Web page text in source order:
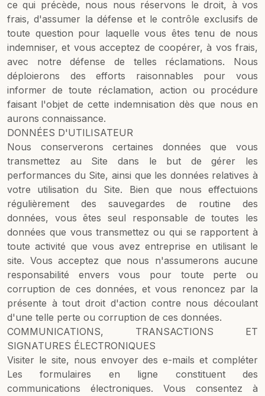
ce qui précède, nous nous réservons le droit, à vos
frais, d'assumer la défense et le contrôle exclusifs de
toute question pour laquelle vous êtes tenu de nous
indemniser, et vous acceptez de coopérer, à vos frais,
avec notre défense de telles réclamations. Nous
déploierons des efforts raisonnables pour vous
informer de toute réclamation, action ou procédure
faisant l'objet de cette indemnisation dès que nous en
aurons connaissance.
DONNÉES D'UTILISATEUR
Nous conserverons certaines données que vous
transmettez au Site dans le but de gérer les
performances du Site, ainsi que les données relatives à
votre utilisation du Site. Bien que nous effectuions
régulièrement des sauvegardes de routine des
données, vous êtes seul responsable de toutes les
données que vous transmettez ou qui se rapportent à
toute activité que vous avez entreprise en utilisant le
site. Vous acceptez que nous n'assumerons aucune
responsabilité envers vous pour toute perte ou
corruption de ces données, et vous renoncez par la
présente à tout droit d'action contre nous découlant
d'une telle perte ou corruption de ces données.
COMMUNICATIONS, TRANSACTIONS ET
SIGNATURES ÉLECTRONIQUES
Visiter le site, nous envoyer des e-mails et compléter
Les formulaires en ligne constituent des
communications électroniques. Vous consentez à